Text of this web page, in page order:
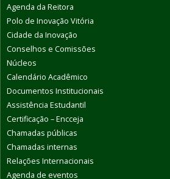
Agenda da Reitora
Polo de Inovação Vitória
Cidade da Inovação
Conselhos e Comissões
Núcleos
Calendário Acadêmico
Documentos Institucionais
Assistência Estudantil
Certificação – Encceja
Chamadas públicas
Chamadas internas
Relações Internacionais
Agenda de eventos